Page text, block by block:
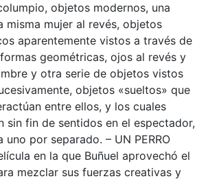
objetos modernos, una
misma mujer al revés, objetos
aparentemente vistos a través de
geométricas, ojos al revés y
y otra serie de objetos vistos
objetos «sueltos» que
entre ellos, y los cuales
sin fin de sentidos en el espectador,
uno por separado. – UN PERRO
en la que Buñuel aprovechó el
mezclar sus fuerzas creativas y